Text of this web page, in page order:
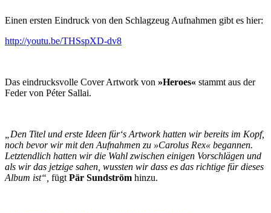
Einen ersten Eindruck von den Schlagzeug Aufnahmen gibt es hier:
http://youtu.be/THSspXD-dv8
Das eindrucksvolle Cover Artwork von »Heroes« stammt aus der
Feder von Péter Sallai.
„Den Titel und erste Ideen für‘s Artwork hatten wir bereits im Kopf,
noch bevor wir mit den Aufnahmen zu »Carolus Rex« begannen.
Letztendlich hatten wir die Wahl zwischen einigen Vorschlägen und
als wir das jetzige sahen, wussten wir dass es das richtige für dieses
Album ist“, fügt Pär Sundström hinzu.